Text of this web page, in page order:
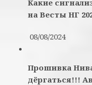
Какие
на Весты НГ
08/08/2024
Прошивка
дёргаться!!!